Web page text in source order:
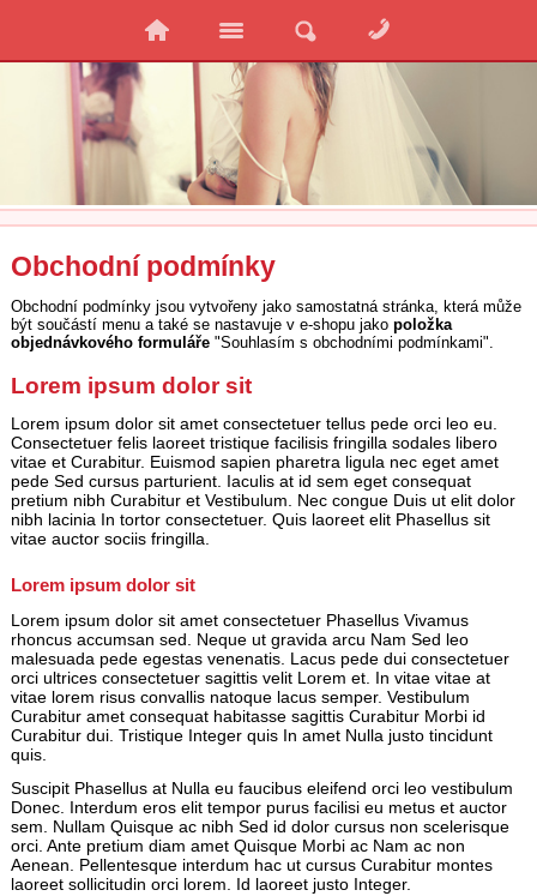
Obchodní podmínky
Obchodní podmínky jsou vytvořeny jako samostatná stránka, která může
být součástí menu a také se nastavuje v e-shopu jako položka
objednávkového formuláře"Souhlasím s obchodními podmínkami".
Lorem ipsum dolor sit
Lorem ipsum dolor sit amet consectetuer tellus pede orci leo eu.
Consectetuer felis laoreet tristique facilisis fringilla sodales libero
vitae et Curabitur. Euismod sapien pharetra ligula nec eget amet
pede Sed cursus parturient. Iaculis at id sem eget consequat
pretium nibh Curabitur et Vestibulum. Nec congue Duis ut elit dolor
nibh lacinia In tortor consectetuer. Quis laoreet elit Phasellus sit
vitae auctor sociis fringilla.
Lorem ipsum dolor sit
Lorem ipsum dolor sit amet consectetuer Phasellus Vivamus
rhoncus accumsan sed. Neque ut gravida arcu Nam Sed leo
malesuada pede egestas venenatis. Lacus pede dui consectetuer
orci ultrices consectetuer sagittis velit Lorem et. In vitae vitae at
vitae lorem risus convallis natoque lacus semper. Vestibulum
Curabitur amet consequat habitasse sagittis Curabitur Morbi id
Curabitur dui. Tristique Integer quis In amet Nulla justo tincidunt
quis.
Suscipit Phasellus at Nulla eu faucibus eleifend orci leo vestibulum
Donec. Interdum eros elit tempor purus facilisi eu metus et auctor
sem. Nullam Quisque ac nibh Sed id dolor cursus non scelerisque
orci. Ante pretium diam amet Quisque Morbi ac Nam ac non
Aenean. Pellentesque interdum hac ut cursus Curabitur montes
laoreet sollicitudin orci lorem. Id laoreet justo Integer.